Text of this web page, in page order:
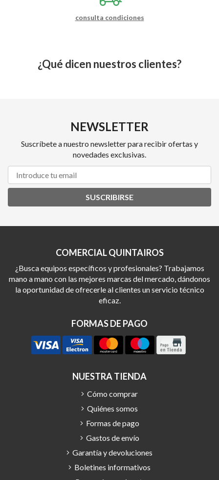
consulta condiciones
¿Qué dicen nuestros clientes?
NEWSLETTER
Suscríbete a nuestro newsletter para recibir ofertas y
novedades exclusivas.
SUSCRIBIRSE
COMERCIAL QUINTAIROS
¿Busca equipos específicos y profesionales? Trabajamos
mano a mano con las mejores marcas del mercado, dándonos
la oportunidad de ofrecerle al clientes un servicio técnico
eficaz.
FORMAS DE PAGO
NUESTRA TIENDA
Cómo comprar
Quiénes somos
Formas de pago
Gastos de envío
Garantía y devoluciones
Boletines informativos